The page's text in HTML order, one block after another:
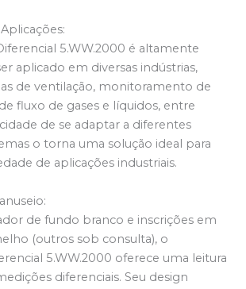
5.WW.2000 é altamente
aplicado em diversas indústrias,
de ventilação, monitoramento de
fluxo de gases e líquidos, entre
de se adaptar a diferentes
o torna uma solução ideal para
de aplicações industriais.
de fundo branco e inscrições em
(outros sob consulta), o
5.WW.2000 oferece uma leitura
diferenciais. Seu design